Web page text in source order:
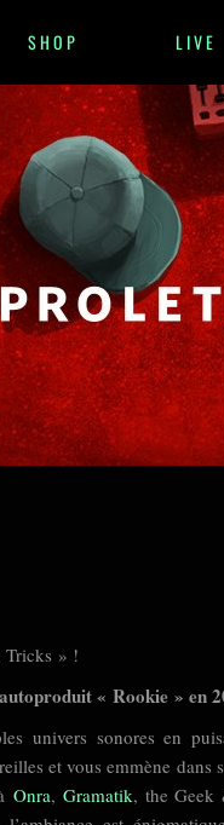
SHOP LIVE
Tricks » !
« Rookie » en
univers sonores en
et vous emmène dans
Onra,Gramatik, the